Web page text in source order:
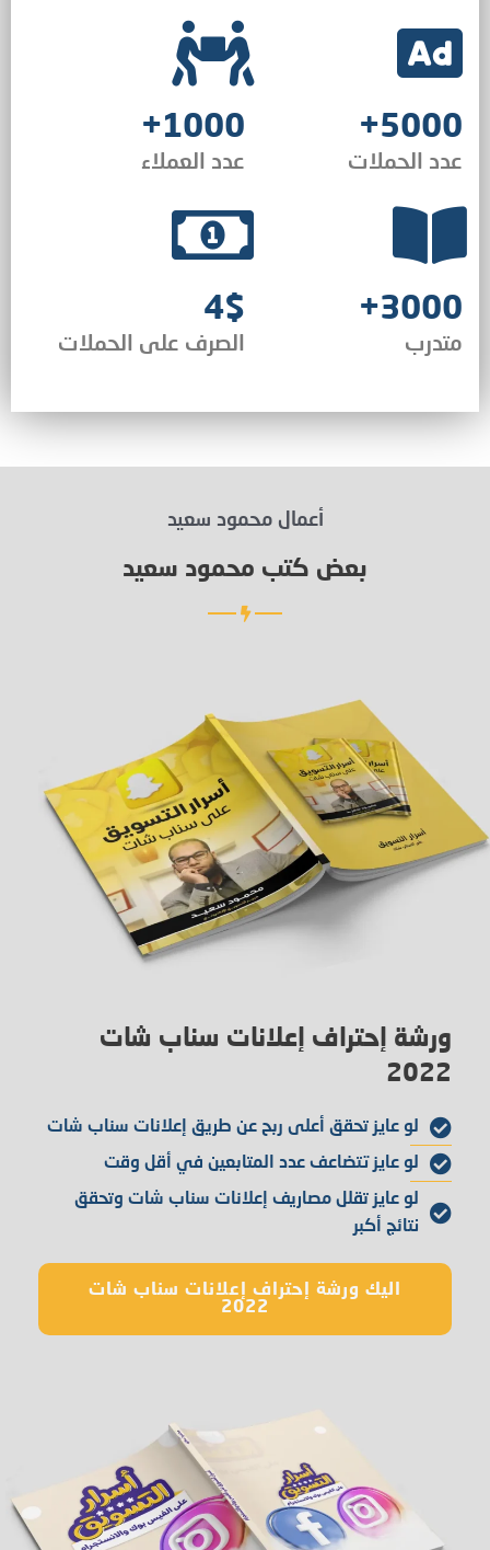
5000+
عدد الحملات
1000+
عدد العملاء
3000+
متدرب
4$
الصرف على الحملات
أعمال محمود سعيد
بعض كتب محمود سعيد
ورشة إحتراف إعلانات سناب شات
2022
لو عايز تحقق أعلى ربح عن طريق إعلانات سناب شات
لو عايز تتضاعف عدد المتابعين في أقل وقت
لو عايز تقلل مصاريف إعلانات سناب شات وتحقق
نتائج أكبر
اليك ورشة إحتراف إعلانات سناب شات
2022